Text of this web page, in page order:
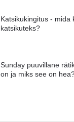
Katsikukingitus - mida
katsikuteks?
Sunday puuvillane
on ja miks see on